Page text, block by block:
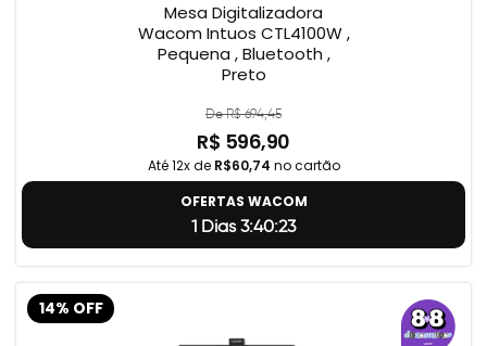
Mesa Digitalizadora
Wacom Intuos CTL4100W ,
Pequena , Bluetooth ,
Preto
De R$ 694,45
R$ 596,90
Até 12x de R$60,74 no cartão
OFERTAS WACOM
1 Dias 3:40:23
14% OFF